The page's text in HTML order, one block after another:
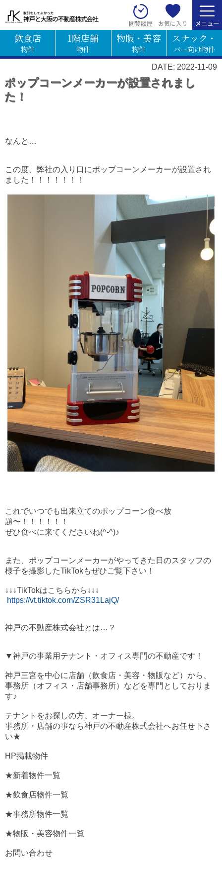
閲覧履歴 お気に入り
飲食店
物件
1階店舗
物件
物販・美容
物件
スナック・
バー向け物件
DATE: 2022-11-09
ポップコーンメーカーが設置されまし
た！
なんと…
この度、弊社の入り口にポップコーンメーカーが設置され
ました！！！！！！！
これでいつでも出来立てのポップコーン食べ放
題〜！！！！！！
ぜひ食べに来てくださいね(^-^)♪
また、ポップコーンメーカーがやってきた日のスタッフの
様子を撮影したTikTokもぜひご覧下さい！
↓↓↓TikTokはこちらから↓↓↓
https://vt.tiktok.com/ZSR31LajQ/
神戸の不動産株式会社とは…？
▼神戸の事業用テナント・オフィス専門の不動産です！
神戸三宮を中心に店舗（飲食店・美容・物販など）から、
事務所（オフィス・店舗事務所）などを専門としておりま
す♪
テナントをお探しの方、オーナー様。
事務所・店舗の事なら神戸の不動産株式会社へお任せ下さ
い★
HP掲載物件
★新着物件一覧
★飲食店物件一覧
★事務所物件一覧
★物販・美容物件一覧
お問い合わせ